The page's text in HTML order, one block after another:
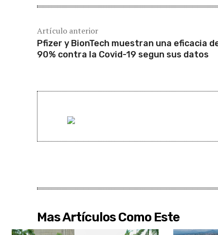
Artículo anterior
Pfizer y BionTech muestran una eficacia
90% contra la Covid-19 segun sus datos
Mas Artículos Como Este